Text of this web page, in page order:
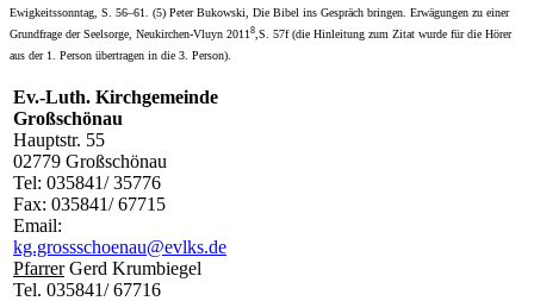
Ewigkeitssonntag, S. 56–61. (5) Peter Bukowski, Die Bibel ins Gespräch bringen. Erwägungen zu einer
Grundfrage der Seelsorge, Neukirchen-Vluyn 2011 8 ,S. 57f (die Hinleitung zum Zitat wurde für die Hörer
aus der 1. Person übertragen in die 3. Person).
Ev.-Luth. Kirchgemeinde
Großschönau
Hauptstr. 55
02779 Großschönau
Tel: 035841/ 35776
Fax: 035841/ 67715
Email:
kg.grossschoenau@evlks.de
PfarrerGerd Krumbiegel
Tel. 035841/ 67716